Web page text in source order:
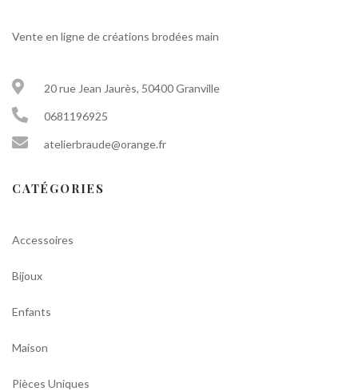
Vente en ligne de créations brodées main
20 rue Jean Jaurès, 50400 Granville
0681196925
atelierbraude@orange.fr
CATÉGORIES
Accessoires
Bijoux
Enfants
Maison
Pièces Uniques